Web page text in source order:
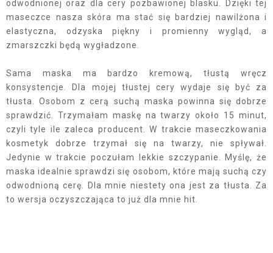
odwodnionej oraz dla cery pozbawionej blasku. Dzięki tej
maseczce nasza skóra ma stać się bardziej nawilżona i
elastyczna, odzyska piękny i promienny wygląd, a
zmarszczki będą wygładzone.
Sama maska ma bardzo kremową, tłustą wręcz
konsystencje. Dla mojej tłustej cery wydaje się być za
tłusta. Osobom z cerą suchą maska powinna się dobrze
sprawdzić. Trzymałam maskę na twarzy około 15 minut,
czyli tyle ile zaleca producent. W trakcie maseczkowania
kosmetyk dobrze trzymał się na twarzy, nie spływał.
Jedynie w trakcie poczułam lekkie szczypanie. Myślę, że
maska idealnie sprawdzi się osobom, które mają suchą czy
odwodnioną cerę. Dla mnie niestety ona jest za tłusta. Za
to wersja oczyszczająca to już dla mnie hit.